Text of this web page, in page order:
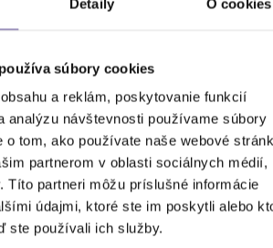
Detaily O cookies
súbory cookies
a reklám, poskytovanie funkcií
analýzu návštevnosti používame súbory
o tom, ako používate naše webové
partnerom v oblasti sociálnych médií,
Títo partneri môžu príslušné informácie
údajmi, ktoré ste im poskytli alebo
ste používali ich služby.
Davida Benioffa, D. B.
Kita Haringtona, Richarda
tvárami Série 3: Olennou
Mancom Nájezdníkom,
Orelom, Jojenem &
Blackfishom & Edmurom
z Myru a Berricom